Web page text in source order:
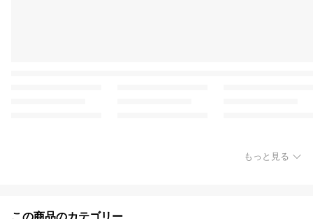
もっと見る
この商品のカテゴリー